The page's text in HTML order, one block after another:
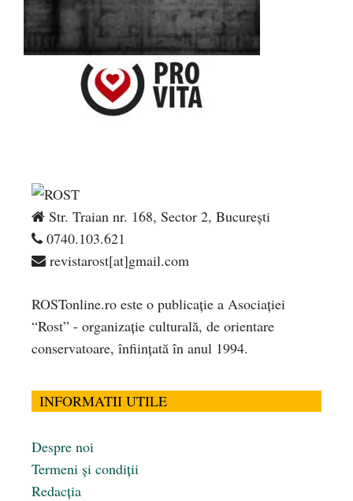
Str. Traian nr. 168, Sector 2, București
0740.103.621
revistarost[at]gmail.com
ROSTonline.ro este o publicaţie a Asociaţiei
“Rost” - organizaţie culturală, de orientare
conservatoare, înfiinţată în anul 1994.
INFORMATII UTILE
Despre noi
Termeni și condiții
Redacția